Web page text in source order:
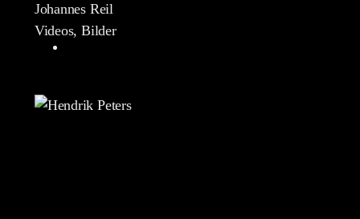
Johannes Reil
Videos, Bilder